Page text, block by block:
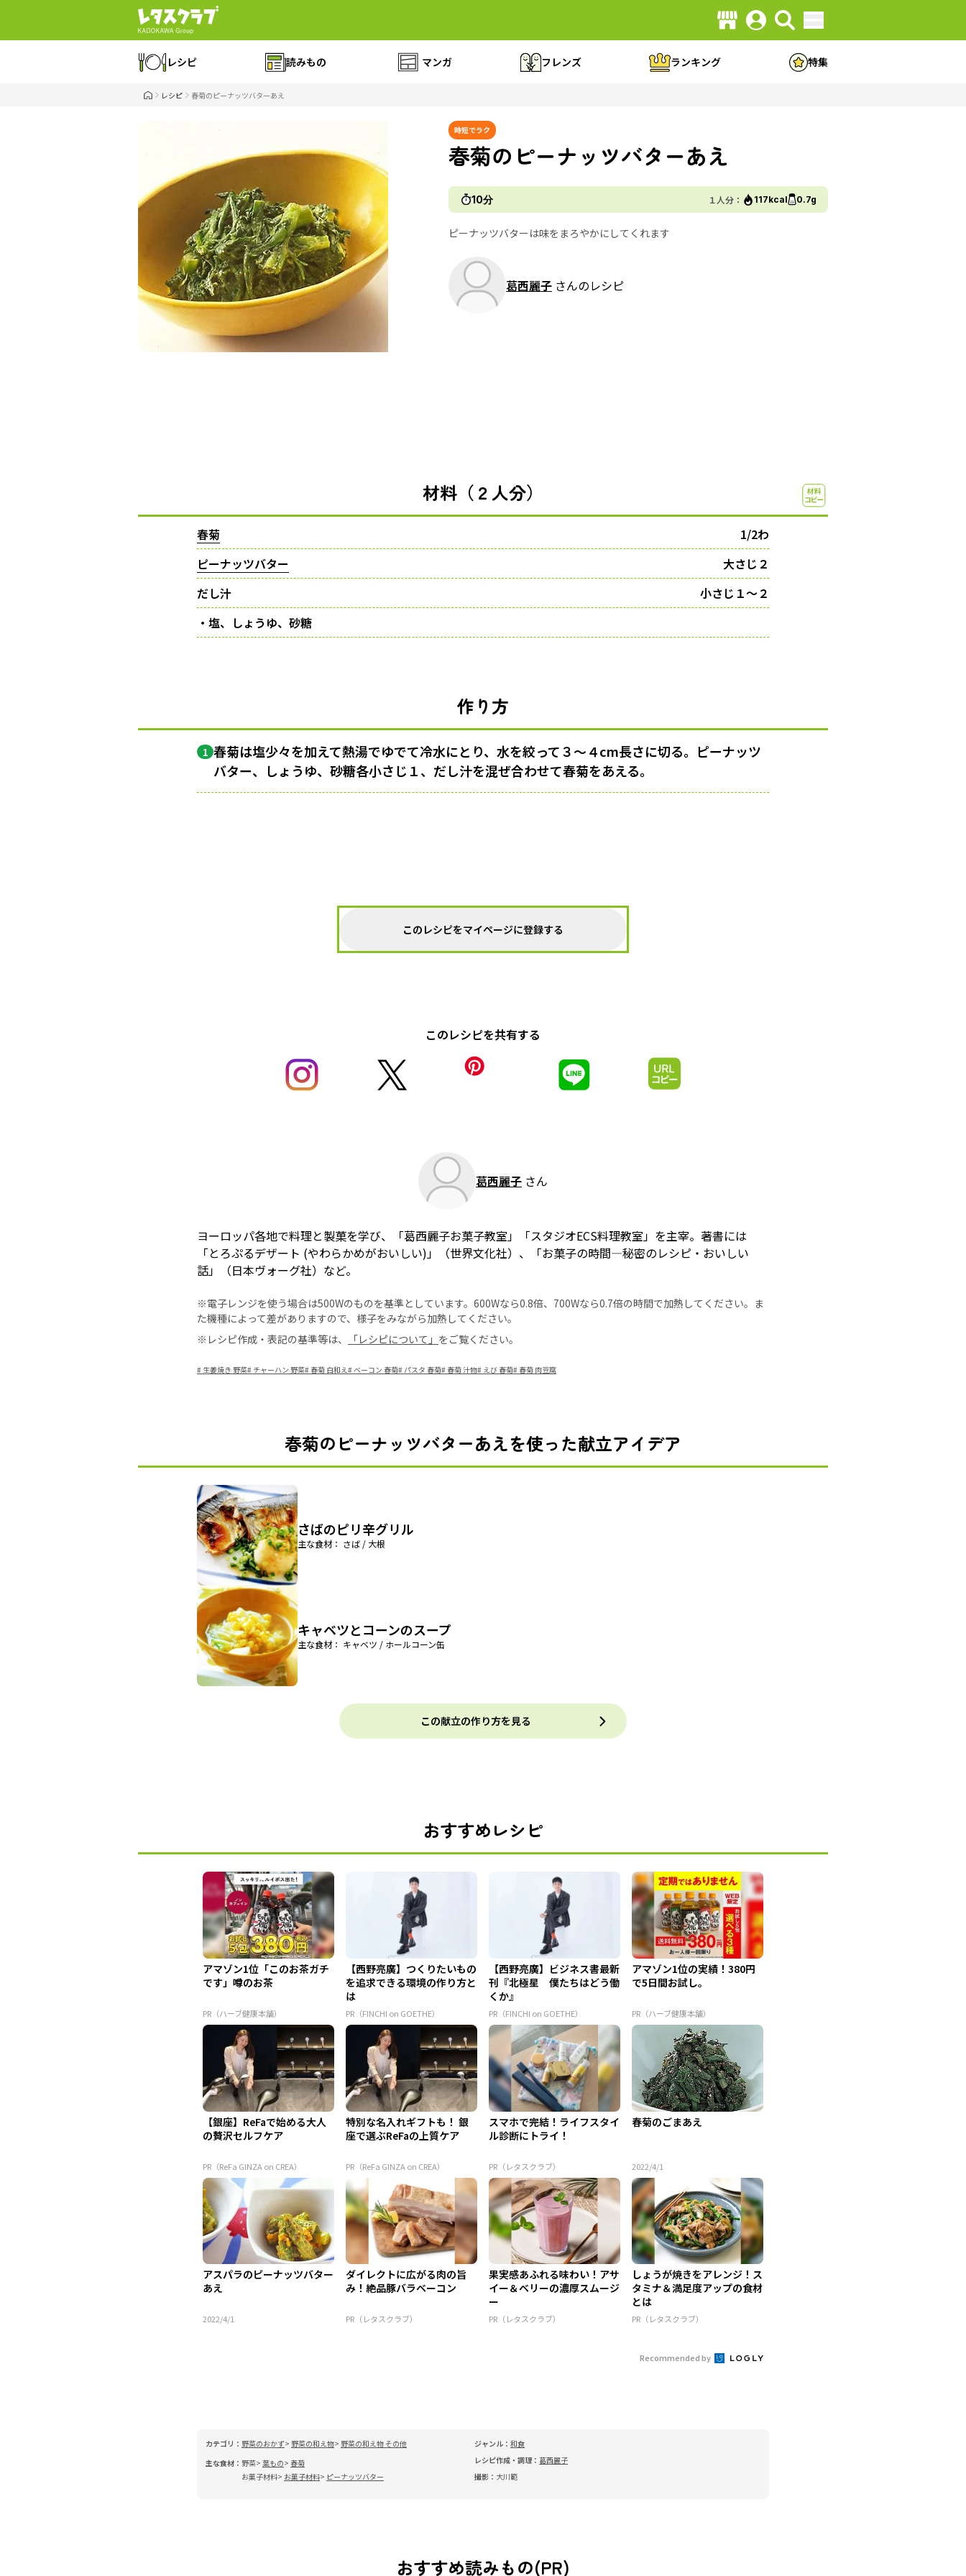
レシピ 読みもの マンガ フレンズ ランキング 特集
レシピ 春菊のピーナッツバターあえ
時短でラク
春菊のピーナッツバターあえ
10分 １人分： 117kcal 0.7g
ピーナッツバターは味をまろやかにしてくれます
葛西麗子 さんのレシピ
材料（２人分）
春菊
1/2わ
ピーナッツバター
大さじ２
だし汁
小さじ１〜２
・塩、しょうゆ、砂糖
作り方
1 春菊は塩少々を加えて熱湯でゆでて冷水にとり、水を絞って３〜４cm長さに切る。ピーナッツ
バター、しょうゆ、砂糖各小さじ１、だし汁を混ぜ合わせて春菊をあえる。
このレシピをマイページに登録する
このレシピを共有する
葛西麗子 さん
ヨーロッパ各地で料理と製菓を学び、「葛西麗子お菓子教室」「スタジオECS料理教室」を主宰。著書には
「とろぷるデザート (やわらかめがおいしい)」（世界文化社）、「お菓子の時間―秘密のレシピ・おいしい
話」（日本ヴォーグ社）など。
※電子レンジを使う場合は500Wのものを基準としています。600Wなら0.8倍、700Wなら0.7倍の時間で加熱してください。ま
た機種によって差がありますので、様子をみながら加熱してください。
※レシピ作成・表記の基準等は、
「レシピについて」 をご覧ください。
# 生姜焼き 野菜# チャーハン 野菜# 春菊 白和え#ベーコン 春菊#パスタ 春菊# 春菊 汁物# えび 春菊# 春菊 肉豆腐
春菊のピーナッツバターあえを使った献立アイデア
さばのピリ辛グリル
主な食材： さば / 大根
キャベツとコーンのスープ
主な食材： キャベツ / ホールコーン缶
この献立の作り方を見る
おすすめレシピ
アマゾン1位「このお茶ガチ
です」噂のお茶
PR（ハーブ健康本舗）
【西野亮廣】つくりたいもの
を追求できる環境の作り方と
は
PR（FINCHI on GOETHE）
【西野亮廣】ビジネス書最新
刊『北極星 僕たちはどう働
くか』
PR（FINCHI on GOETHE）
アマゾン1位の実績！380円
で5日間お試し。
PR（ハーブ健康本舗）
【銀座】ReFaで始める大人
の贅沢セルフケア
PR（ReFa GINZA on CREA）
特別な名入れギフトも！ 銀
座で選ぶReFaの上質ケア
PR（ReFa GINZA on CREA）
スマホで完結！ライフスタイ
ル診断にトライ！
PR（レタスクラブ）
春菊のごまあえ
2022/4/1
アスパラのピーナッツバター
あえ
2022/4/1
ダイレクトに広がる肉の旨
み！絶品豚バラベーコン
PR（レタスクラブ）
果実感あふれる味わい！アサ
イー＆ベリーの濃厚スムージ
ー
PR（レタスクラブ）
しょうが焼きをアレンジ！ス
タミナ＆満足度アップの食材
とは
PR（レタスクラブ）
Recommended by
カテゴリ： 野菜のおかず 野菜の和え物
野菜の和え物 その他
主な食材： 野菜 葉もの
春菊
お菓子材料
お菓子材料 ピーナッツバター
ジャンル： 和食
レシピ作成・調理： 葛西麗子
撮影： 大川範
おすすめ読みもの(PR)